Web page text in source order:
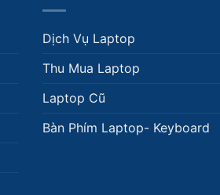
Dịch Vụ Laptop
Thu Mua Laptop
Laptop Cũ
Bàn Phím Laptop- Keyboard